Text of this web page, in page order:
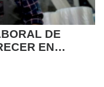
DE
EN